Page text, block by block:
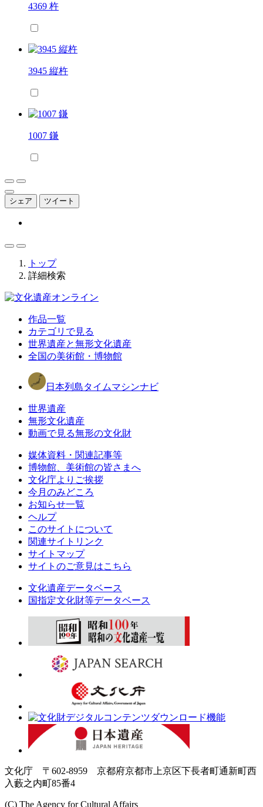
4369 杵
3945 縦杵
1007 鎌
シェア ツイート
トップ
詳細検索
作品一覧
カテゴリで見る
世界遺産と無形文化遺産
全国の美術館・博物館
日本列島タイムマシンナビ
世界遺産
無形文化遺産
動画で見る無形の文化財
媒体資料・関連記事等
博物館、美術館の皆さまへ
文化庁よりご挨拶
今月のみどころ
お知らせ一覧
ヘルプ
このサイトについて
関連サイトリンク
サイトマップ
サイトのご意見はこちら
文化遺産データベース
国指定文化財等データベース
文化庁 〒602-8959 京都府京都市上京区下長者町通新町西
入藪之内町85番4
(C) The Agency for Cultural Affairs